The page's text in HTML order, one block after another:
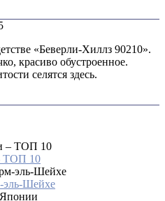
«Беверли-Хиллз 90210».
красиво обустроенное.
селятся здесь.
ТОП 10
эль-Шейхе